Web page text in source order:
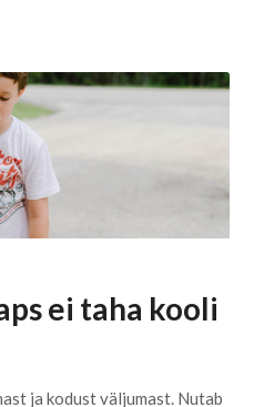
ei taha kooli
ja kodust väljumast. Nutab